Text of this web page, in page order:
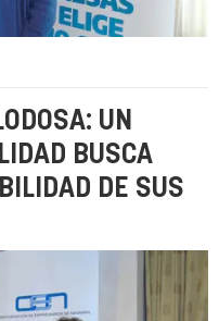
UN
BUSCA
DE SUS